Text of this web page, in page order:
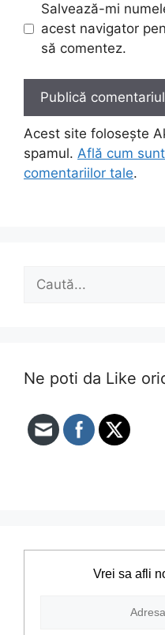
Salvează-mi
acest navigator
să comentez.
Acest site folosește
spamul. Află cum
comentariilor tale.
Caută
Ne poti da Like
Vrei sa afli